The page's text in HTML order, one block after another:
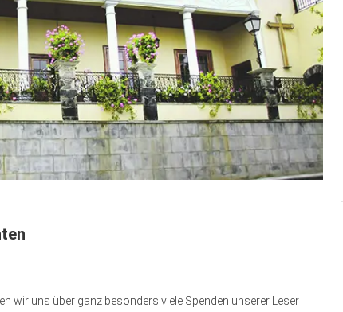
wir uns über ganz besonders viele Spenden unserer Leser